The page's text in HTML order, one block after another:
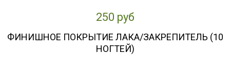
250 руб
ФИНИШНОЕ ПОКРЫТИЕ ЛАКА/ЗАКРЕПИТЕЛЬ (10
НОГТЕЙ)